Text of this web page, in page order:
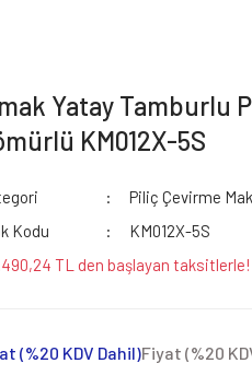
Yatay Tamburlu
KM012X-5S
Piliç Çevirme
Kodu
KM012X-5S
TL den başlayan taksitlerle!
(%20 KDV Dahil)Fiyat (%20